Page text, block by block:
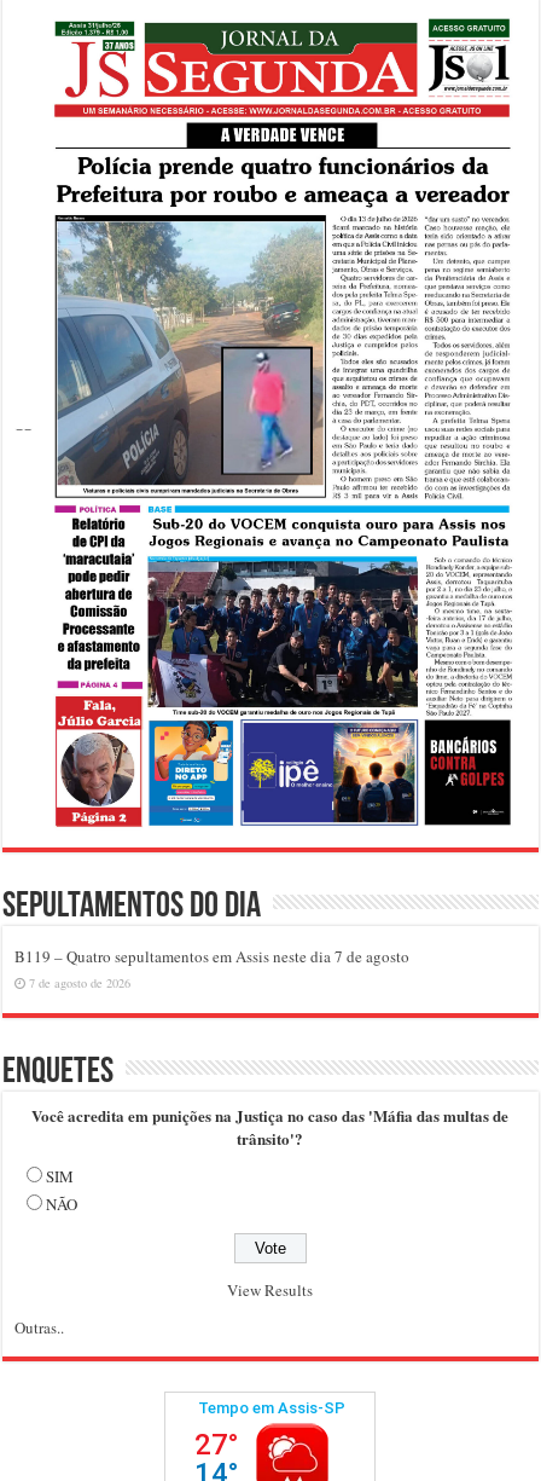
Sepultamentos do dia
B119 – Quatro sepultamentos em Assis neste dia 7 de agosto
7 de agosto de 2026
Enquetes
Você acredita em punições na Justiça no caso das 'Máfia das multas de
trânsito'?
SIM
NÃO
View Results
Outras..